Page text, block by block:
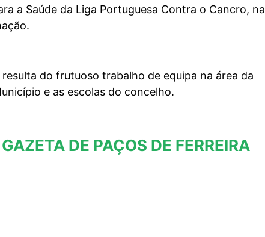
a Saúde da Liga Portuguesa Contra o Cancro, na
do frutuoso trabalho de equipa na área da
e as escolas do concelho.
DE PAÇOS DE FERREIRA